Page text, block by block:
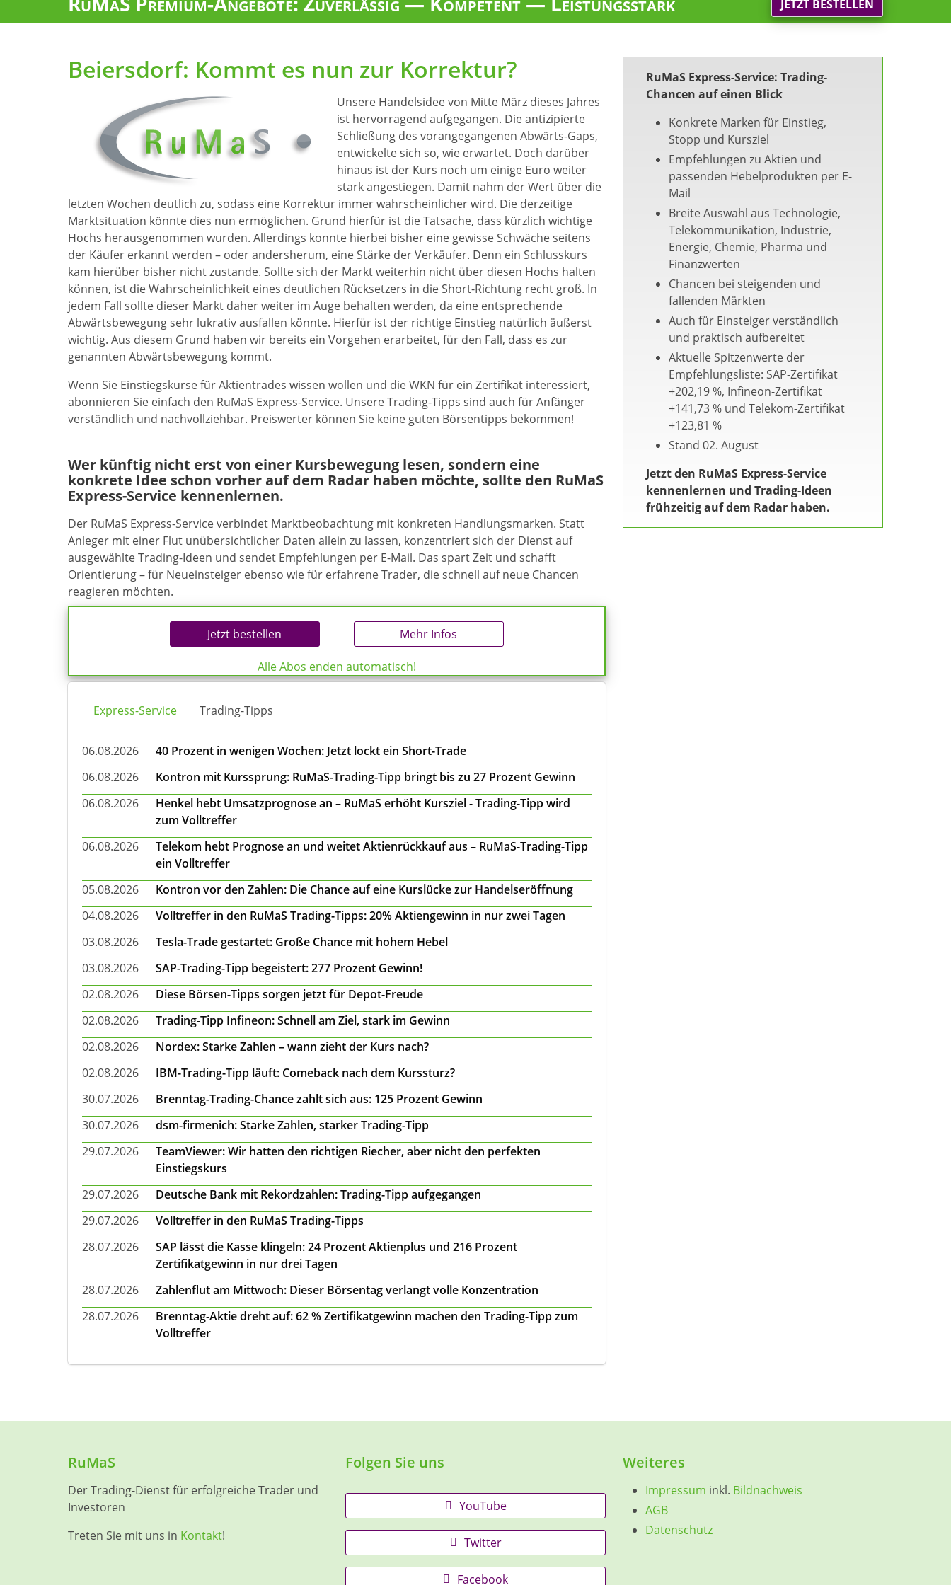
JETZT BESTELLEN
Beiersdorf: Kommt es nun zur Korrektur?
Unsere Handelsidee von Mitte März dieses Jahres
ist hervorragend aufgegangen. Die antizipierte
Schließung des vorangegangenen Abwärts-Gaps,
entwickelte sich so, wie erwartet. Doch darüber
hinaus ist der Kurs noch um einige Euro weiter
stark angestiegen. Damit nahm der Wert über die
letzten Wochen deutlich zu, sodass eine Korrektur immer wahrscheinlicher wird. Die derzeitige
Marktsituation könnte dies nun ermöglichen. Grund hierfür ist die Tatsache, dass kürzlich wichtige
Hochs herausgenommen wurden. Allerdings konnte hierbei bisher eine gewisse Schwäche seitens
der Käufer erkannt werden – oder andersherum, eine Stärke der Verkäufer. Denn ein Schlusskurs
kam hierüber bisher nicht zustande. Sollte sich der Markt weiterhin nicht über diesen Hochs halten
können, ist die Wahrscheinlichkeit eines deutlichen Rücksetzers in die Short-Richtung recht groß. In
jedem Fall sollte dieser Markt daher weiter im Auge behalten werden, da eine entsprechende
Abwärtsbewegung sehr lukrativ ausfallen könnte. Hierfür ist der richtige Einstieg natürlich äußerst
wichtig. Aus diesem Grund haben wir bereits ein Vorgehen erarbeitet, für den Fall, dass es zur
genannten Abwärtsbewegung kommt.
Wenn Sie Einstiegskurse für Aktientrades wissen wollen und die WKN für ein Zertifikat interessiert,
abonnieren Sie einfach den RuMaS Express-Service. Unsere Trading-Tipps sind auch für Anfänger
verständlich und nachvollziehbar. Preiswerter können Sie keine guten Börsentipps bekommen!
Wer künftig nicht erst von einer Kursbewegung lesen, sondern eine
konkrete Idee schon vorher auf dem Radar haben möchte, sollte den RuMaS
Express-Service kennenlernen.
Der RuMaS Express-Service verbindet Marktbeobachtung mit konkreten Handlungsmarken. Statt
Anleger mit einer Flut unübersichtlicher Daten allein zu lassen, konzentriert sich der Dienst auf
ausgewählte Trading-Ideen und sendet Empfehlungen per E-Mail. Das spart Zeit und schafft
Orientierung – für Neueinsteiger ebenso wie für erfahrene Trader, die schnell auf neue Chancen
reagieren möchten.
Jetzt bestellen Mehr Infos
Alle Abos enden automatisch!
Express-Service Trading-Tipps
06.08.2026
40 Prozent in wenigen Wochen: Jetzt lockt ein Short-Trade
06.08.2026
Kontron mit Kurssprung: RuMaS-Trading-Tipp bringt bis zu 27 Prozent Gewinn
06.08.2026
Henkel hebt Umsatzprognose an – RuMaS erhöht Kursziel - Trading-Tipp wird
zum Volltreffer
06.08.2026
Telekom hebt Prognose an und weitet Aktienrückkauf aus – RuMaS-Trading-Tipp
ein Volltreffer
05.08.2026
Kontron vor den Zahlen: Die Chance auf eine Kurslücke zur Handelseröffnung
04.08.2026
Volltreffer in den RuMaS Trading-Tipps: 20% Aktiengewinn in nur zwei Tagen
03.08.2026
Tesla-Trade gestartet: Große Chance mit hohem Hebel
03.08.2026
SAP-Trading-Tipp begeistert: 277 Prozent Gewinn!
02.08.2026
Diese Börsen-Tipps sorgen jetzt für Depot-Freude
02.08.2026
Trading-Tipp Infineon: Schnell am Ziel, stark im Gewinn
02.08.2026
Nordex: Starke Zahlen – wann zieht der Kurs nach?
02.08.2026
IBM-Trading-Tipp läuft: Comeback nach dem Kurssturz?
30.07.2026
Brenntag-Trading-Chance zahlt sich aus: 125 Prozent Gewinn
30.07.2026
dsm-firmenich: Starke Zahlen, starker Trading-Tipp
29.07.2026
TeamViewer: Wir hatten den richtigen Riecher, aber nicht den perfekten
Einstiegskurs
29.07.2026
Deutsche Bank mit Rekordzahlen: Trading-Tipp aufgegangen
29.07.2026
Volltreffer in den RuMaS Trading-Tipps
28.07.2026
SAP lässt die Kasse klingeln: 24 Prozent Aktienplus und 216 Prozent
Zertifikatgewinn in nur drei Tagen
28.07.2026
Zahlenflut am Mittwoch: Dieser Börsentag verlangt volle Konzentration
28.07.2026
Brenntag-Aktie dreht auf: 62 % Zertifikatgewinn machen den Trading-Tipp zum
Volltreffer
RuMaS Express-Service: Trading-
Chancen auf einen Blick
Konkrete Marken für Einstieg,
Stopp und Kursziel
Empfehlungen zu Aktien und
passenden Hebelprodukten per E-
Mail
Breite Auswahl aus Technologie,
Telekommunikation, Industrie,
Energie, Chemie, Pharma und
Finanzwerten
Chancen bei steigenden und
fallenden Märkten
Auch für Einsteiger verständlich
und praktisch aufbereitet
Aktuelle Spitzenwerte der
Empfehlungsliste: SAP-Zertifikat
+202,19 %, Infineon-Zertifikat
+141,73 % und Telekom-Zertifikat
+123,81 %
Stand 02. August
Jetzt den RuMaS Express-Service
kennenlernen und Trading-Ideen
frühzeitig auf dem Radar haben.
RuMaS
Der Trading-Dienst für erfolgreiche Trader und
Investoren
Treten Sie mit uns in Kontakt!
Folgen Sie uns
YouTube
Twitter
Facebook
Weiteres
Impressum inkl. Bildnachweis
AGB
Datenschutz